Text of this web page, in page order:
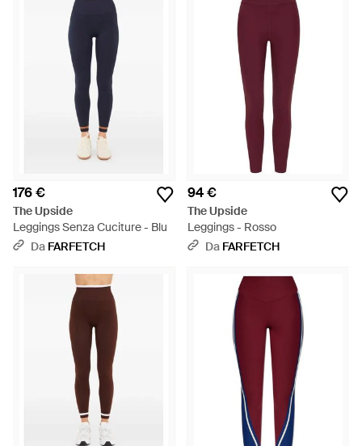
176 €
The Upside
Leggings Senza Cuciture - Blu
Da FARFETCH
94 €
The Upside
Leggings - Rosso
Da FARFETCH